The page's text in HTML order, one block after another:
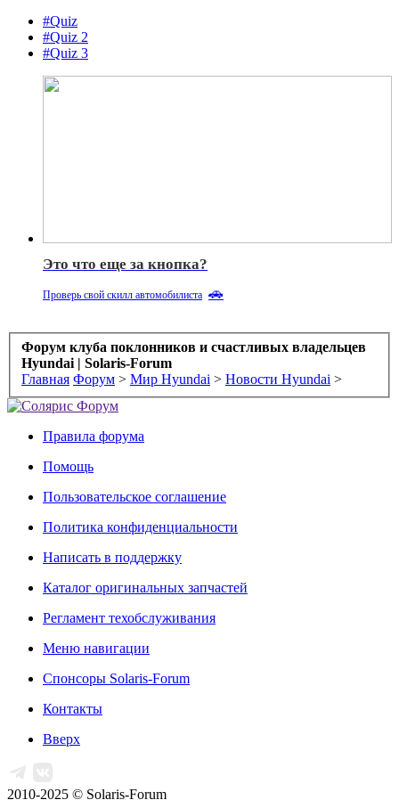
#Quiz
#Quiz 2
#Quiz 3
Это что еще за кнопка?
Проверь свой скилл автомобилиста 🚗
Форум клуба поклонников и счастливых владельцев
Hyundai | Solaris-Forum
Главная Форум > Мир Hyundai > Новости Hyundai >
Правила форума
Помощь
Пользовательское соглашение
Политика конфиденциальности
Написать в поддержку
Каталог оригинальных запчастей
Регламент техобслуживания
Меню навигации
Спонсоры Solaris-Forum
Контакты
Вверх
2010-2025 © Solaris-Forum